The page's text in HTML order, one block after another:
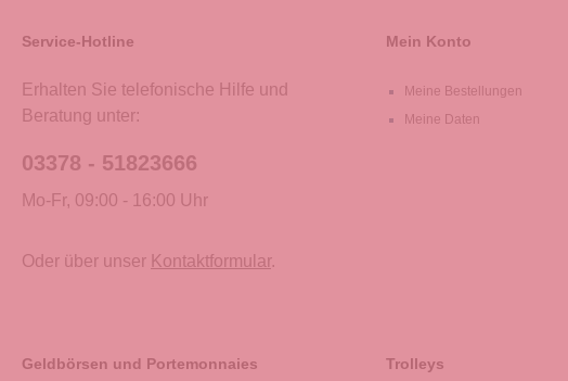
Service-Hotline
Erhalten Sie telefonische Hilfe und
Beratung unter:
03378 - 51823666
Mo-Fr, 09:00 - 16:00 Uhr
Oder über unser Kontaktformular.
Mein Konto
Meine Bestellungen
Meine Daten
Geldbörsen und Portemonnaies Trolleys